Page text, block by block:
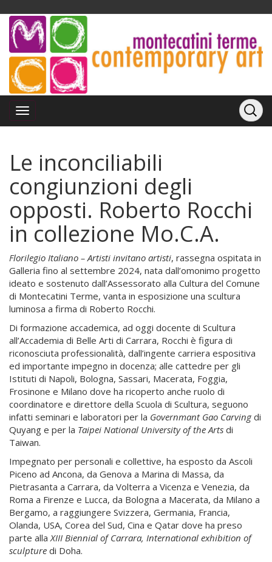
Le inconciliabili
congiunzioni degli
opposti. Roberto Rocchi
in collezione Mo.C.A.
Florilegio Italiano – Artisti invitano artisti, rassegna ospitata in
Galleria fino al settembre 2024, nata dall’omonimo progetto
ideato e sostenuto dall’Assessorato alla Cultura del Comune
di Montecatini Terme, vanta in esposizione una scultura
luminosa a firma di Roberto Rocchi.
Di formazione accademica, ad oggi docente di Scultura
all’Accademia di Belle Arti di Carrara, Rocchi è figura di
riconosciuta professionalità, dall’ingente carriera espositiva
ed importante impegno in docenza; alle cattedre per gli
Istituti di Napoli, Bologna, Sassari, Macerata, Foggia,
Frosinone e Milano dove ha ricoperto anche ruolo di
coordinatore e direttore della Scuola di Scultura, seguono
infatti seminari e laboratori per la Governmant Gao Carvingdi
Quyang e per la Taipei National University of the Arts di
Taiwan.
Impegnato per personali e collettive, ha esposto da Ascoli
Piceno ad Ancona, da Genova a Marina di Massa, da
Pietrasanta a Carrara, da Volterra a Vicenza e Venezia, da
Roma a Firenze e Lucca, da Bologna a Macerata, da Milano a
Bergamo, a raggiungere Svizzera, Germania, Francia,
Olanda, USA, Corea del Sud, Cina e Qatar dove ha preso
parte alla XIII Biennial of Carrara, International exhibition of
sculpture di Doha.